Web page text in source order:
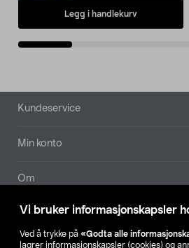
Vi bruker informasjonskapsler
Ved å trykke på «Godta alle
lagrer informasjonskapsler (cookies) og
Legg i handlekurv
Bunntekst
Kundeservice
Min konto
Om
Aktuelt